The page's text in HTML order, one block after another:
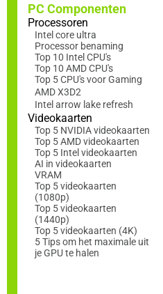
PC Componenten
Processoren
Intel core ultra
Processor benaming
Top 10 Intel CPU's
Top 10 AMD CPU's
Top 5 CPU's voor Gaming
AMD X3D2
Intel arrow lake refresh
Videokaarten
Top 5 NVIDIA videokaarten
Top 5 AMD videokaarten
Top 5 Intel videokaarten
AI in videokaarten
VRAM
Top 5 videokaarten
(1080p)
Top 5 videokaarten
(1440p)
Top 5 videokaarten (4K)
5 Tips om het maximale uit
je GPU te halen